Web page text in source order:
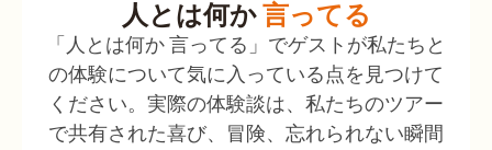
人とは何か言ってる
「人とは何か 言ってる」でゲストが私たちと
の体験について気に入っている点を見つけて
ください。実際の体験談は、私たちのツアー
で共有された喜び、冒険、忘れられない瞬間